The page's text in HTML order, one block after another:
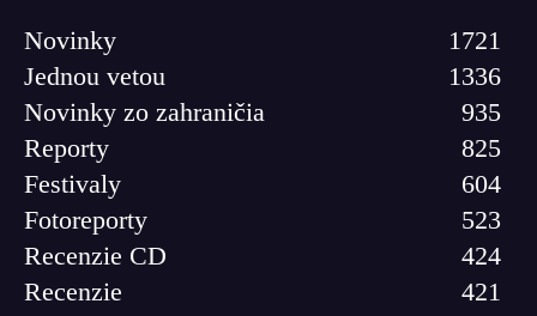
Novinky
1721
Jednou vetou
1336
Novinky zo zahraničia
935
Reporty
825
Festivaly
604
Fotoreporty
523
Recenzie CD
424
Recenzie
421